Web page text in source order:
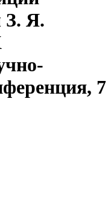
З. Я.
7